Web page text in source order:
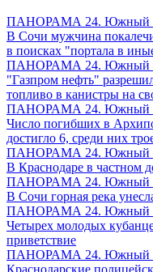
ПАНОРАМА 24. Южный
В Сочи мужчина
в поисках "портала в
ПАНОРАМА 24. Южный
"Газпром нефть"
топливо в канистры на
ПАНОРАМА 24. Южный
Число погибших в
достигло 6, среди них
ПАНОРАМА 24. Южный
В Краснодаре в частном
ПАНОРАМА 24. Южный
В Сочи горная река
ПАНОРАМА 24. Южный
Четырех молодых
приветствие
ПАНОРАМА 24. Южный
Краснодарские